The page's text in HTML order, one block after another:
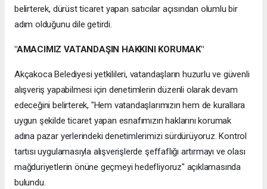
belirterek, dürüst ticaret yapan satıcılar açısından olumlu bir
adım olduğunu dile getirdi.
"AMACIMIZ VATANDAŞIN HAKKINI KORUMAK"
Akçakoca Belediyesi yetkilileri, vatandaşların huzurlu ve güvenli
alışveriş yapabilmesi için denetimlerin düzenli olarak devam
edeceğini belirterek, "Hem vatandaşlarımızın hem de kurallara
uygun şekilde ticaret yapan esnafımızın haklarını korumak
adına pazar yerlerindeki denetimlerimizi sürdürüyoruz. Kontrol
tartısı uygulamasıyla alışverişlerde şeffaflığı artırmayı ve olası
mağduriyetlerin önüne geçmeyi hedefliyoruz" açıklamasında
bulundu.